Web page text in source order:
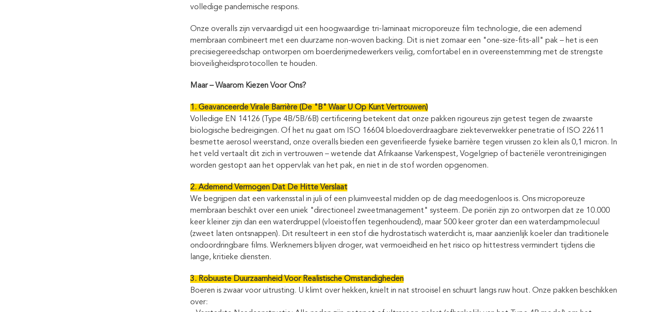
volledige pandemische respons.
Onze overalls zijn vervaardigd uit een hoogwaardige tri-laminaat microporeuze film technologie, die een ademend
membraan combineert met een duurzame non-woven backing. Dit is niet zomaar een "one-size-fits-all" pak – het is een
precisiegereedschap ontworpen om boerderijmedewerkers veilig, comfortabel en in overeenstemming met de strengste
bioveiligheidsprotocollen te houden.
Maar – Waarom Kiezen Voor Ons?
1. Geavanceerde Virale Barrière (De "B" Waar U Op Kunt Vertrouwen)
Volledige EN 14126 (Type 4B/5B/6B) certificering betekent dat onze pakken rigoureus zijn getest tegen de zwaarste
biologische bedreigingen. Of het nu gaat om ISO 16604 bloedoverdraagbare ziekteverwekker penetratie of ISO 22611
besmette aerosol weerstand, onze overalls bieden een geverifieerde fysieke barrière tegen virussen zo klein als 0,1 micron. In
het veld vertaalt dit zich in vertrouwen – wetende dat Afrikaanse Varkenspest, Vogelgriep of bacteriële verontreinigingen
worden gestopt aan het oppervlak van het pak, en niet in de stof worden opgenomen.
2. Ademend Vermogen Dat De Hitte Verslaat
We begrijpen dat een varkensstal in juli of een pluimveestal midden op de dag meedogenloos is. Ons microporeuze
membraan beschikt over een uniek "directioneel zweetmanagement" systeem. De poriën zijn zo ontworpen dat ze 10.000
keer kleiner zijn dan een waterdruppel (vloeistoffen tegenhoudend), maar 500 keer groter dan een waterdampmolecuul
(zweet laten ontsnappen). Dit resulteert in een stof die hydrostatisch waterdicht is, maar aanzienlijk koeler dan traditionele
ondoordringbare films. Werknemers blijven droger, wat vermoeidheid en het risico op hittestress vermindert tijdens die
lange, kritieke diensten.
3. Robuuste Duurzaamheid Voor Realistische Omstandigheden
Boeren is zwaar voor uitrusting. U klimt over hekken, knielt in nat strooisel en schuurt langs ruw hout. Onze pakken beschikken
over: